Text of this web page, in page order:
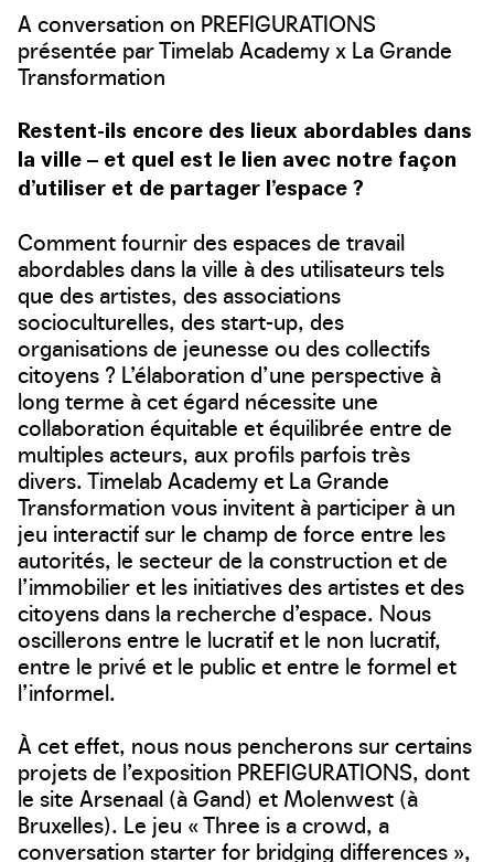
A conversation on PREFIGURATIONS
présentée par Timelab Academy x La Grande
Transformation
Restent-ils encore des lieux abordables dans
la ville – et quel est le lien avec notre façon
d’utiliser et de partager l’espace ?
Comment fournir des espaces de travail
abordables dans la ville à des utilisateurs tels
que des artistes, des associations
socioculturelles, des start-up, des
organisations de jeunesse ou des collectifs
citoyens ? L’élaboration d’une perspective à
long terme à cet égard nécessite une
collaboration équitable et équilibrée entre de
multiples acteurs, aux profils parfois très
divers. Timelab Academy et La Grande
Transformation vous invitent à participer à un
jeu interactif sur le champ de force entre les
autorités, le secteur de la construction et de
l’immobilier et les initiatives des artistes et des
citoyens dans la recherche d’espace. Nous
oscillerons entre le lucratif et le non lucratif,
entre le privé et le public et entre le formel et
l’informel.
À cet effet, nous nous pencherons sur certains
projets de l’exposition PREFIGURATIONS, dont
le site Arsenaal (à Gand) et Molenwest (à
Bruxelles). Le jeu « Three is a crowd, a
conversation starter for bridging differences »,